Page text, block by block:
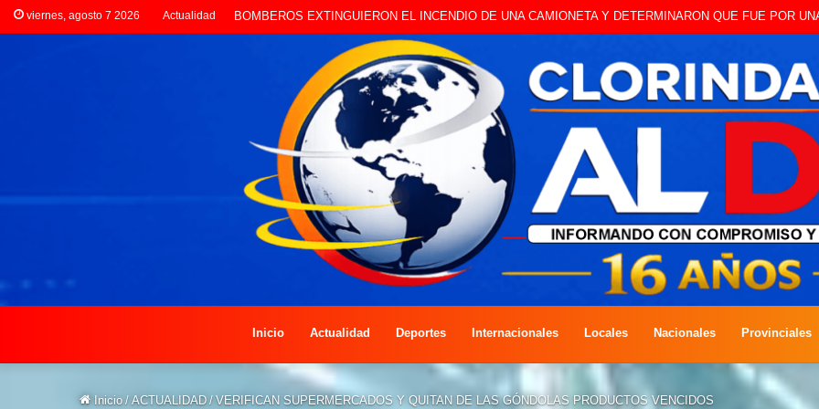
viernes, agosto 7 2026 Actualidad LA POLICÍA INVESTIGA ROBO A CAMBISTA OCURRIDO ESTE JUEVES
Inicio Actualidad Deportes Internacionales Locales Nacionales Provinciales
Inicio / ACTUALIDAD / VERIFICAN SUPERMERCADOS Y QUITAN DE LAS GÓNDOLAS PRODUCTOS VENCIDOS